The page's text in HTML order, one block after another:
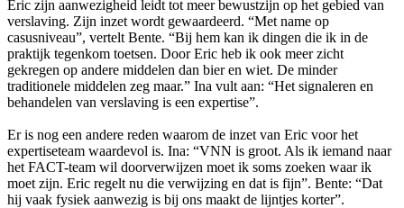
Eric zijn aanwezigheid leidt tot meer bewustzijn op het gebied van
verslaving. Zijn inzet wordt gewaardeerd. “Met name op
casusniveau”, vertelt Bente. “Bij hem kan ik dingen die ik in de
praktijk tegenkom toetsen. Door Eric heb ik ook meer zicht
gekregen op andere middelen dan bier en wiet. De minder
traditionele middelen zeg maar.” Ina vult aan: “Het signaleren en
behandelen van verslaving is een expertise”.
Er is nog een andere reden waarom de inzet van Eric voor het
expertiseteam waardevol is. Ina: “VNN is groot. Als ik iemand naar
het FACT-team wil doorverwijzen moet ik soms zoeken waar ik
moet zijn. Eric regelt nu die verwijzing en dat is fijn”. Bente: “Dat
hij vaak fysiek aanwezig is bij ons maakt de lijntjes korter”.